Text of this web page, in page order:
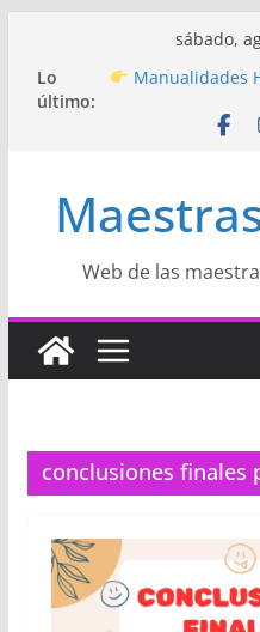
contenido
sábado,
Lo
último:
Hermosos
Manualidades
(fáciles y llenas de
Semana de la
Proyecto
de la Educación
Proyecto de
Web de las
conclusiones finales